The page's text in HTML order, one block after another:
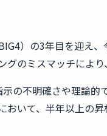
）の3年目を迎え
のミスマッチにより
の不明確さや理論
いて、半年以上の